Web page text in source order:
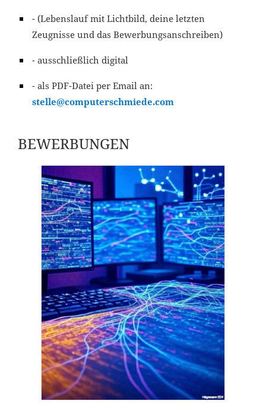
- (Lebenslauf mit Lichtbild, deine letzten
Zeugnisse und das Bewerbungsanschreiben)
- ausschließlich digital
- als PDF-Datei per Email an:
stelle@computerschmiede.com
BEWERBUNGEN